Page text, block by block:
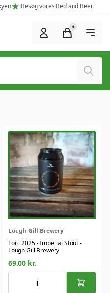
Besøg vores Bed and Beer
Søg
0
Lough Gill Brewery
Torc 2025 - Imperial Stout -
Lough Gill Brewery
69.00 kr.